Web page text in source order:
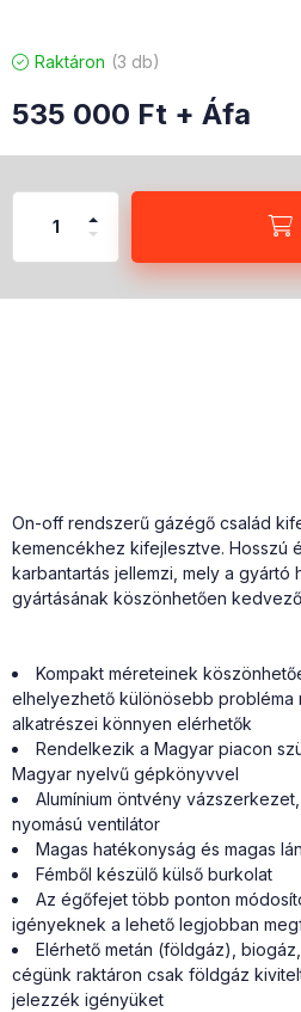
Raktáron 3 db
535 000 Ft + Áfa
On-off rendszerű gázégő család
kemencékhez kifejlesztve. Hosszú
karbantartás jellemzi, mely a gyártó
gyártásának köszönhetően
Kompakt méreteinek
elhelyezhető különösebb probléma
alkatrészei könnyen elérhetők
Rendelkezik a Magyar piacon
Magyar nyelvű gépkönyvvel
Alumínium öntvény
nyomású ventilátor
Magas hatékonyság és magas
Fémből készülő külső burkolat
Az égőfejet több ponton
igényeknek a lehető legjobban
Elérhető metán (földgáz),
cégünk raktáron csak földgáz
jelezzék igényüket